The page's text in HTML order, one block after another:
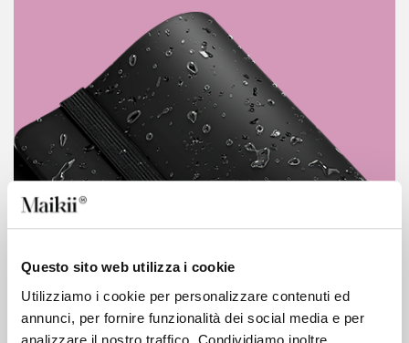
Questo sito web utilizza i cookie
Utilizziamo i cookie per personalizzare contenuti ed
annunci, per fornire funzionalità dei social media e per
analizzare il nostro traffico. Condividiamo inoltre